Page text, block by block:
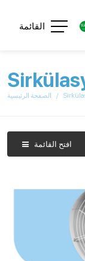
القائمة
الصفحة الرئيسية
افتح القائمة